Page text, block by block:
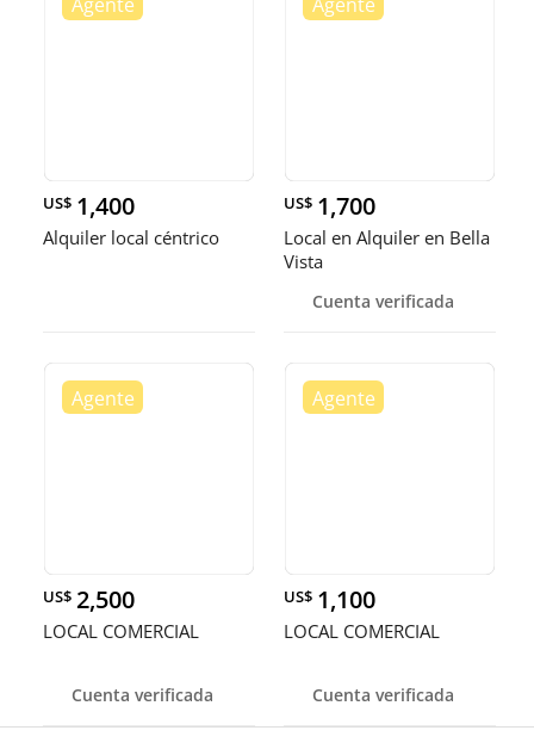
US$ 1,400
Alquiler local céntrico
US$ 1,700
Local en Alquiler en Bella
Vista
Cuenta verificada
US$ 2,500
LOCAL COMERCIAL
Cuenta verificada
US$ 1,100
LOCAL COMERCIAL
Cuenta verificada